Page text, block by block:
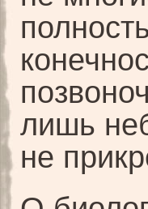
лишь
не